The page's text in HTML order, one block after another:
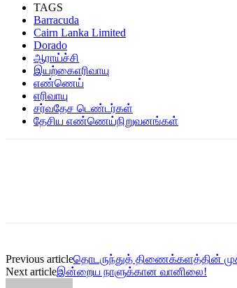
TAGS
Barracuda
Cairn Lanka Limited
Dorado
ஆராய்ச்சி
இயற்கைஎரிவாயு
எண்ணெய்
எரிவாயு
சர்வதேச டெண்டர்கள்
தேசிய எண்ணெய்நிறுவனங்கள்
Previous articleதொடருந்துத் திணைக்களத்தின்
Next articleஇன்றைய நாளுக்கான வானிலை!